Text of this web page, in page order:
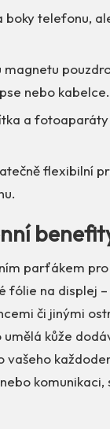
boky telefonu,
magnetu
nebo kabelce.
a
flexibilní
parťákem
na displej
či jinými
kůže